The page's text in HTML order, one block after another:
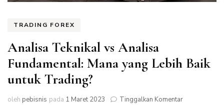
TRADING FOREX
Analisa Teknikal vs Analisa
Fundamental: Mana yang Lebih Baik
untuk Trading?
oleh pebisnis pada 1 Maret 2023 Tinggalkan Komentarpada